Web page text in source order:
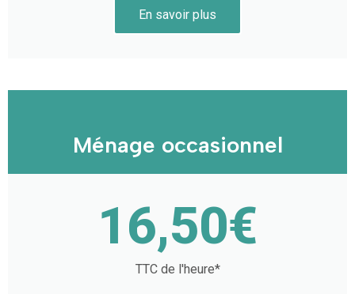
En savoir plus
Ménage occasionnel
16,50€
TTC de l'heure*